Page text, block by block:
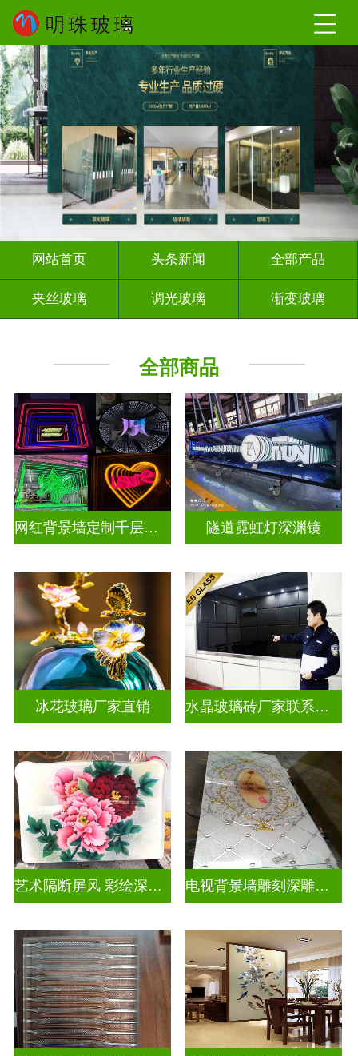
网站首页 头条新闻 全部产品
夹丝玻璃 调光玻璃 渐变玻璃
其它玻璃
全部商品
网红背景墙定制千层镜深渊镜 隧道霓虹灯深渊镜
冰花玻璃厂家直销 水晶玻璃砖厂家联系方式
艺术隔断屏风 彩绘深雕浮雕玻璃 电视背景墙雕刻深雕双面效果